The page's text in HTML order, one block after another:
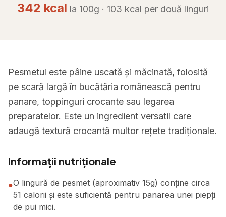
342 kcal la 100g · 103 kcal per două linguri
Pesmetul este pâine uscată și măcinată, folosită
pe scară largă în bucătăria românească pentru
panare, toppinguri crocante sau legarea
preparatelor. Este un ingredient versatil care
adaugă textură crocantă multor rețete tradiționale.
Informații nutriționale
●O lingură de pesmet (aproximativ 15g) conține circa
51 calorii și este suficientă pentru panarea unei piepți
de pui mici.